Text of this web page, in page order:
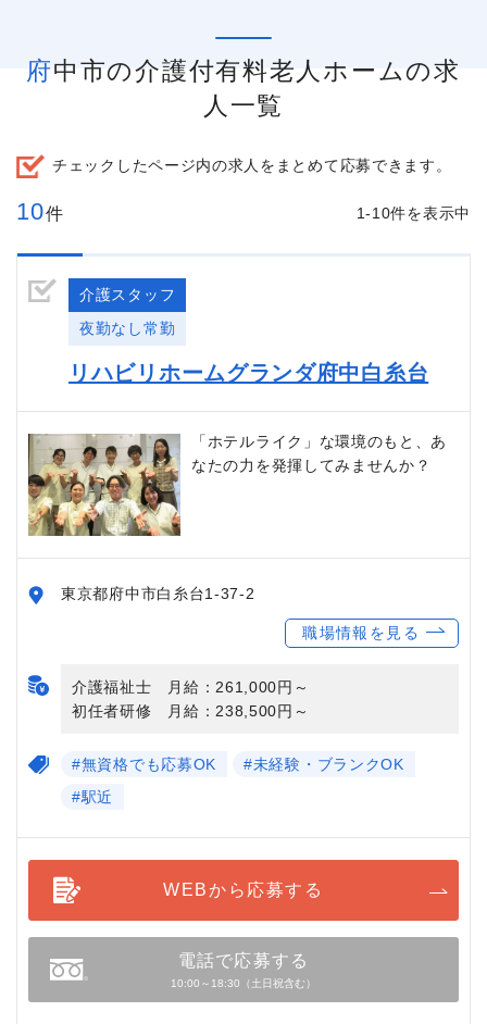
府中市の介護付有料老人ホームの求
人一覧
チェックしたページ内の求人をまとめて応募できます。
10件 1-10件を表示中
介護スタッフ
夜勤なし常勤
リハビリホームグランダ府中白糸台
「ホテルライク」な環境のもと、あ
なたの力を発揮してみませんか？
東京都府中市白糸台1-37-2
職場情報を見る
介護福祉士 月給：261,000円～
初任者研修 月給：238,500円～
#無資格でも応募OK
#未経験・ブランクOK
#駅近
WEBから応募する
電話で応募する
10:00～18:30（土日祝含む）